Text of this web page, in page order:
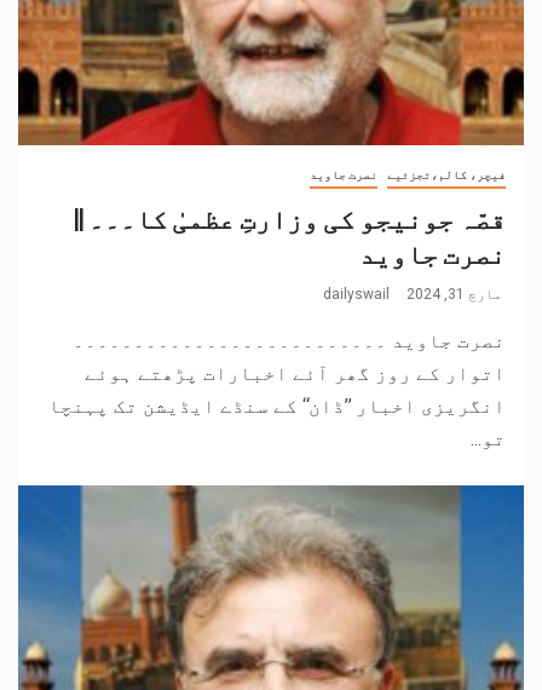
فیچر، کالم،تجزئیے نصرت جاوید
قصّہ جونیجو کی وزارتِ عظمیٰ کا۔۔۔ ||
نصرت جاوید
مارچ 31, 2024 dailyswail
نصرت جاوید ۔۔۔۔۔۔۔۔۔۔۔۔۔۔۔۔۔۔۔۔۔۔۔۔۔۔
اتوار کے روز گھر آئے اخبارات پڑھتے ہوئے
انگریزی اخبار ’’ڈان‘‘ کے سنڈے ایڈیشن تک پہنچا
تو...